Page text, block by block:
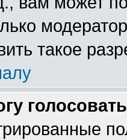
такое